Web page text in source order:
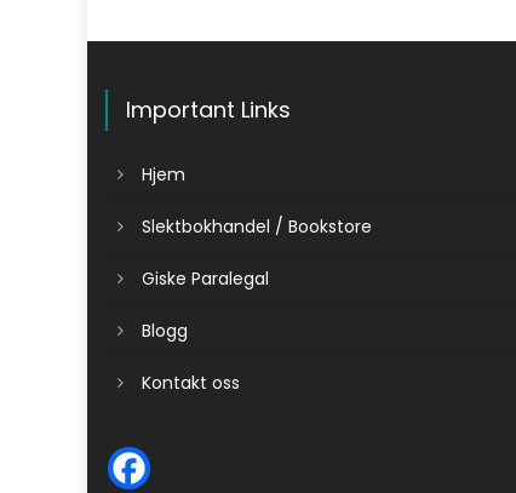
Important Links
Hjem
Slektbokhandel / Bookstore
Giske Paralegal
Blogg
Kontakt oss